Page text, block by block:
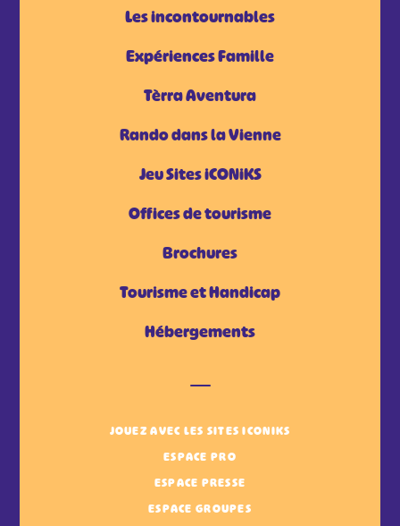
Les incontournables
Expériences Famille
Tèrra Aventura
Rando dans la Vienne
Jeu Sites iCONiKS
Offices de tourisme
Brochures
Tourisme et Handicap
Hébergements
JOUEZ AVEC LES SITES ICONIKS
ESPACE PRO
ESPACE PRESSE
ESPACE GROUPES